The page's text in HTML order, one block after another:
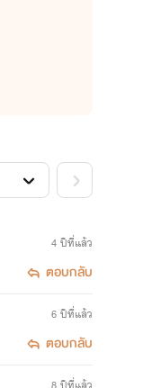
4 ปีที่แล้ว
ตอบกลับ
6 ปีที่แล้ว
ตอบกลับ